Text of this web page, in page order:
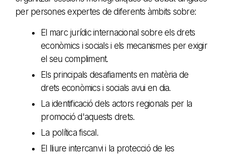
per persones expertes de diferents àmbits sobre:
El marc jurídic internacional sobre els drets
econòmics i socials i els mecanismes per exigir
el seu compliment.
Els principals desafiaments en matèria de
drets econòmics i socials avui en dia.
La identificació dels actors regionals per la
promoció d'aquests drets.
La política fiscal.
El lliure intercanvi i la protecció de les